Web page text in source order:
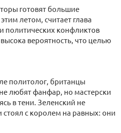
готовят большие
летом, считает глава
политических конфликтов
вероятность, что целью
политолог, британцы
любят фанфар, но мастерски
в тени. Зеленский не
с королем на равных: они